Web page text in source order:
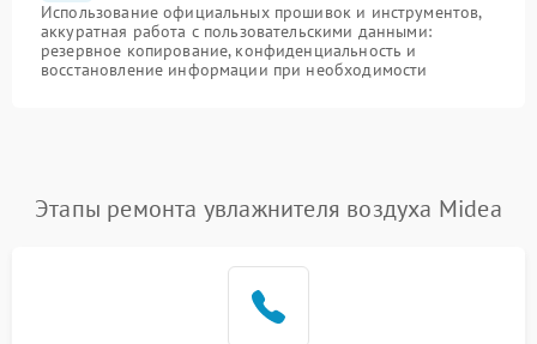
Использование официальных прошивок и инструментов,
аккуратная работа с пользовательскими данными:
резервное копирование, конфиденциальность и
восстановление информации при необходимости
Этапы ремонта увлажнителя воздуха Midea